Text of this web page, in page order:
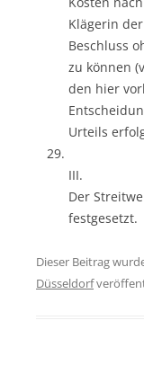
Klägerin
Beschluss
zu können
den hier
Urteils
III.
Der
festgesetzt.
Dieser Beitrag
Düsseldorf